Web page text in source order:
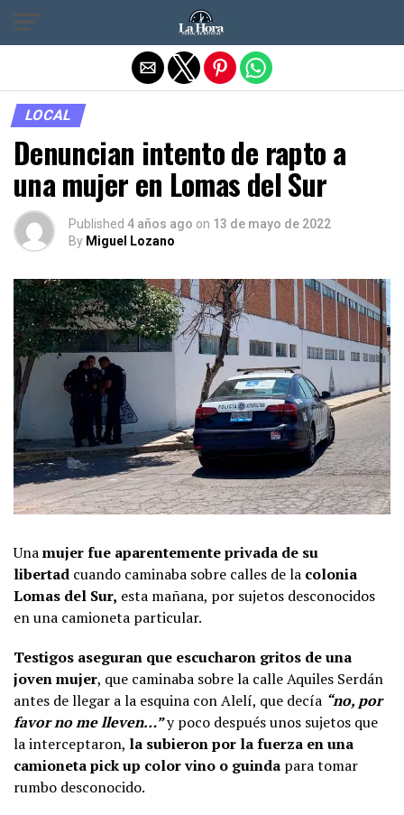
LOCAL
Denuncian intento de rapto a
una mujer en Lomas del Sur
Published 4 años ago on 13 de mayo de 2022
By Miguel Lozano
Unamujer fue aparentemente privada de su
libertad cuando caminaba sobre calles de la colonia
Lomas del Sur, esta mañana, por sujetos desconocidos
en una camioneta particular.
Testigos aseguran que escucharon gritos de una
joven mujer, que caminaba sobre la calle Aquiles Serdán
antes de llegar a la esquina con Alelí, que decía “no, por
favor no me lleven…”y poco después unos sujetos que
la interceptaron, la subieron por la fuerza en una
camioneta pick up color vino o guinda para tomar
rumbo desconocido.
Salir de la versión móvil